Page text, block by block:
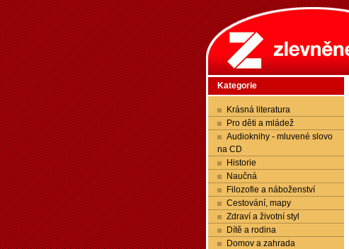
Kategorie
Krásná literatura
Pro děti a mládež
Audioknihy - mluvené slovo
na CD
Historie
Naučná
Filozofie a náboženství
Cestování, mapy
Zdraví a životní styl
Dítě a rodina
Domov a zahrada